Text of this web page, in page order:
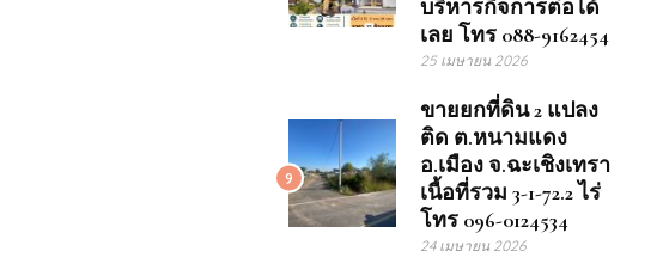
บริหารกิจการต่อได้
เลย โทร 088-9162454
25 เมษายน 2026
9
ขายยกที่ดิน 2 แปลง
ติด ต.หนามแดง
อ.เมือง จ.ฉะเชิงเทรา
เนื้อที่รวม 3-1-72.2 ไร่
โทร 096-0124534
24 เมษายน 2026